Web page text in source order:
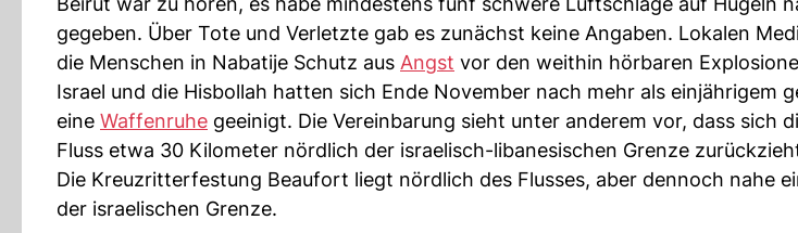
gegeben. Über Tote und Verletzte gab es zunächst keine Angaben. Lokalen
die Menschen in Nabatije Schutz aus Angst vor den weithin hörbaren
Israel und die Hisbollah hatten sich Ende November nach mehr als einjährigem
eine Waffenruhe geeinigt. Die Vereinbarung sieht unter anderem vor, dass sich
Fluss etwa 30 Kilometer nördlich der israelisch-libanesischen Grenze
Die Kreuzritterfestung Beaufort liegt nördlich des Flusses, aber dennoch nahe
der israelischen Grenze.